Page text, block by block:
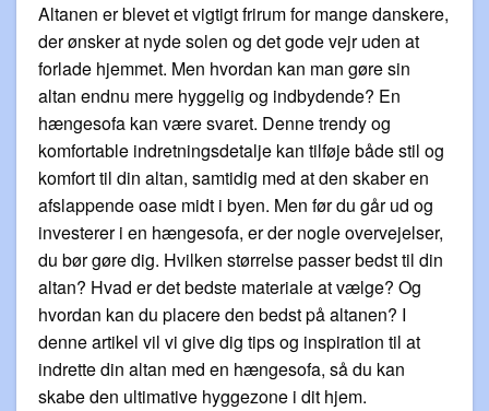
Altanen er blevet et vigtigt frirum for mange danskere,
der ønsker at nyde solen og det gode vejr uden at
forlade hjemmet. Men hvordan kan man gøre sin
altan endnu mere hyggelig og indbydende? En
hængesofa kan være svaret. Denne trendy og
komfortable indretningsdetalje kan tilføje både stil og
komfort til din altan, samtidig med at den skaber en
afslappende oase midt i byen. Men før du går ud og
investerer i en hængesofa, er der nogle overvejelser,
du bør gøre dig. Hvilken størrelse passer bedst til din
altan? Hvad er det bedste materiale at vælge? Og
hvordan kan du placere den bedst på altanen? I
denne artikel vil vi give dig tips og inspiration til at
indrette din altan med en hængesofa, så du kan
skabe den ultimative hyggezone i dit hjem.